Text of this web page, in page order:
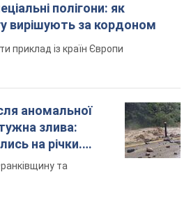
полігони: як
вирішують за кордоном
приклад із країн Європи
аномальної
злива:
на річки.
та